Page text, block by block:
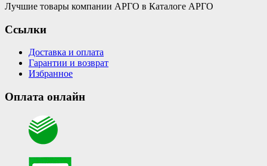
Лучшие товары компании АРГО в Каталоге АРГО
Ссылки
Доставка и оплата
Гарантии и возврат
Избранное
Оплата онлайн